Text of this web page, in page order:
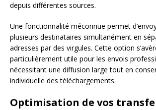
depuis différentes sources.
Une fonctionnalité méconnue permet
plusieurs destinataires simultanément en
adresses par des virgules. Cette option
particulièrement utile pour les envois
nécessitant une diffusion large tout en
individuelle des téléchargements.
Optimisation de vos